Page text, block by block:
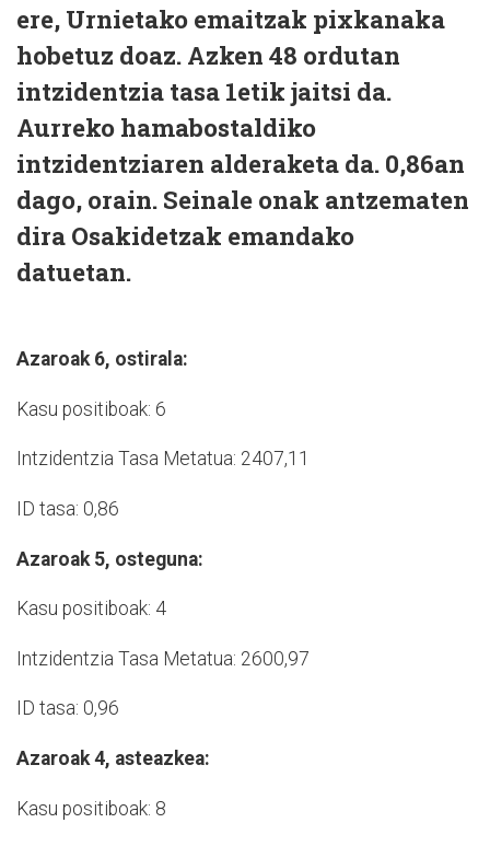
ere, Urnietako emaitzak pixkanaka
hobetuz doaz. Azken 48 ordutan
intzidentzia tasa 1etik jaitsi da.
Aurreko hamabostaldiko
intzidentziaren alderaketa da. 0,86an
dago, orain. Seinale onak antzematen
dira Osakidetzak emandako
datuetan.
Azaroak 6, ostirala:
Kasu positiboak: 6
Intzidentzia Tasa Metatua: 2407,11
ID tasa: 0,86
Azaroak 5, osteguna:
Kasu positiboak: 4
Intzidentzia Tasa Metatua: 2600,97
ID tasa: 0,96
Azaroak 4, asteazkea:
Kasu positiboak: 8